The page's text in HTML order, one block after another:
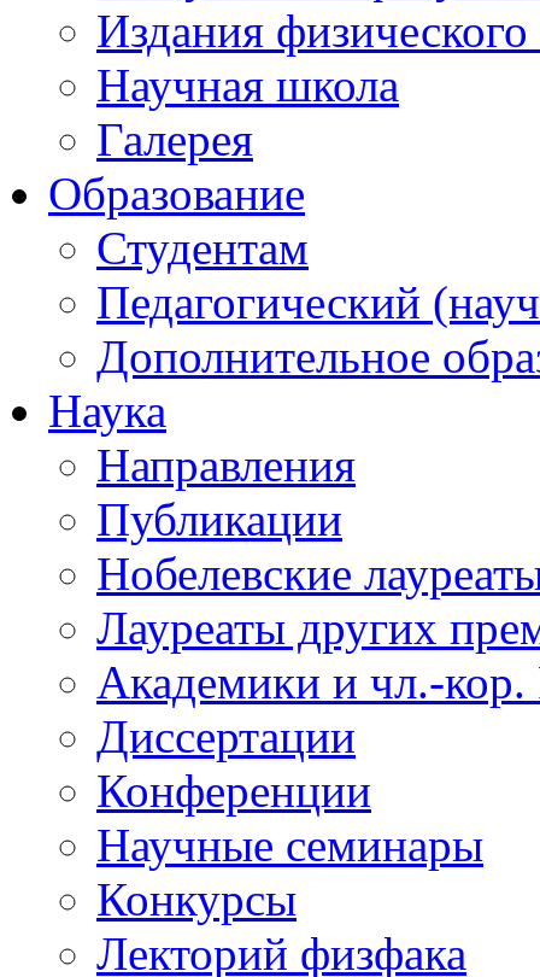
Издания физического
Научная школа
Галерея
Образование
Студентам
Педагогический
Дополнительное
Наука
Направления
Публикации
Нобелевские
Лауреаты других
Академики и чл.-
Диссертации
Конференции
Научные семинары
Конкурсы
Лекторий физфака